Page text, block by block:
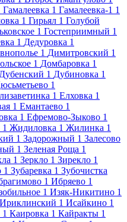
Гамалеевка 1 Гамалеевка-1 1
1 Гирьял 1 Голубой
1 Гостеприимный 1
1 Дедуровка 1
1 Димитровский 1
1 Домбаровка 1
Дубенский 1 Дубиновка 1
1
1 Елховка 1
1 Емантаево 1
1 Ефремово-Зыково 1
1 Жидиловка 1 Жилинка 1
1 Задорожный 1 Залесово
1 Зеленая Роща 1
1 Зеркло 1 Зирекло 1
1 Зубаревка 1 Зубочистка
1 Ибряево 1
1 Изяк-Никитино 1
Ириклинский 1 Исайкино 1
1 Каировка 1 Кайракты 1